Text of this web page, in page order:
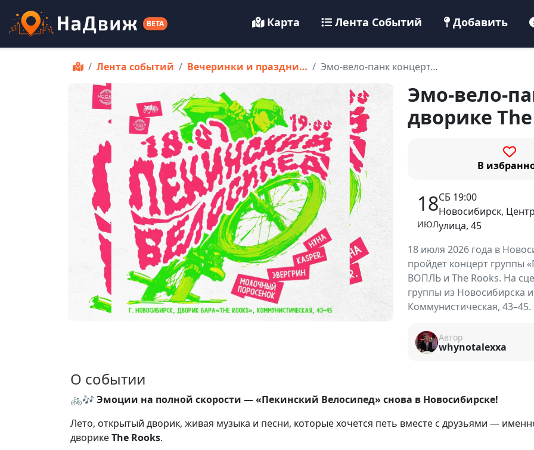
BETA Карта Лента Событий Добавить
Лента событий Вечеринки и праздни… Эмо-вело-панк концерт…
Эмо-вело-
дворике
В
18
ИЮЛ
СБ 19:00
Новосибирск,
улица, 45
18 июля 2026 года в
пройдет концерт группы
ВОПЛЬ и The Rooks. На
группы из Новосибирска
Коммунистическая, 43–45.
Автор
whynotalexxa
О событии
🚲🎶 Эмоции на полной скорости — «Пекинский Велосипед» снова в Новосибирске!
Лето, открытый дворик, живая музыка и песни, которые хочется петь вместе с друзьями —
дворикеThe Rooks.